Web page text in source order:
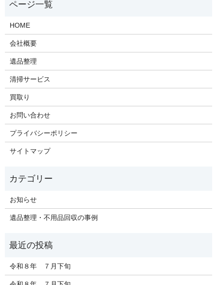
HOME
会社概要
遺品整理
清掃サービス
買取り
お問い合わせ
プライバシーポリシー
サイトマップ
お知らせ
遺品整理・不用品回収の事例
令和８年 ７月下旬